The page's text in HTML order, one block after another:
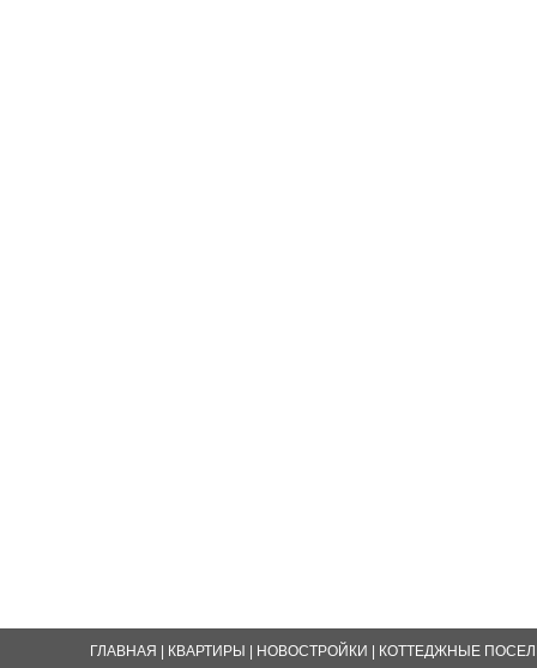
ГЛАВНАЯ КВАРТИРЫ НОВОСТРОЙКИ КОТТЕДЖНЫЕ